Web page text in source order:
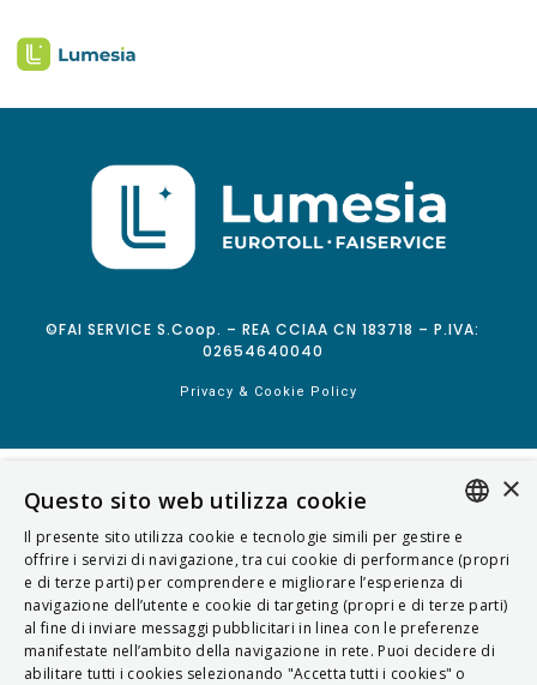
©FAI SERVICE S.Coop. – REA CCIAA CN 183718 – P.IVA:
02654640040
Privacy & Cookie Policy
ITALIAN
ENGLISH
FRENCH
HUNGARIAN
×
Questo sito web utilizza cookie
Il presente sito utilizza cookie e tecnologie simili per gestire e
offrire i servizi di navigazione, tra cui cookie di performance (propri
e di terze parti) per comprendere e migliorare l’esperienza di
navigazione dell’utente e cookie di targeting (propri e di terze parti)
al fine di inviare messaggi pubblicitari in linea con le preferenze
manifestate nell’ambito della navigazione in rete. Puoi decidere di
abilitare tutti i cookies selezionando "Accetta tutti i cookies" o